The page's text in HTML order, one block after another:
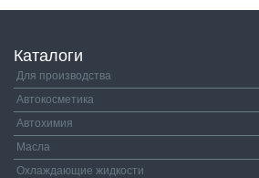
Каталоги
Для производства
Автокосметика
Автохимия
Масла
Охлаждающие жидкости